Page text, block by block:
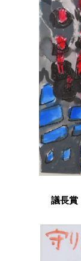
議長